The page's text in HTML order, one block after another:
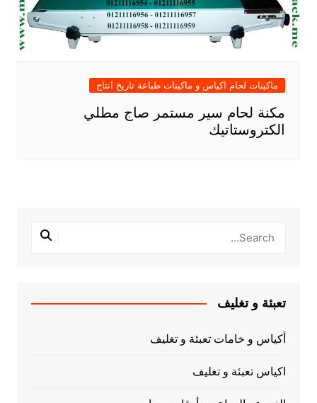
ماكينات لحام اكياس و ماكينات طباعة تاريخ انتاج
مكنة لحام سير مستمر صاج مطلي
الكتروستاتيك
تعبئة و تغليف
أكياس و خامات تعبئة و تغليف
اكياس تعبئة و تغليف